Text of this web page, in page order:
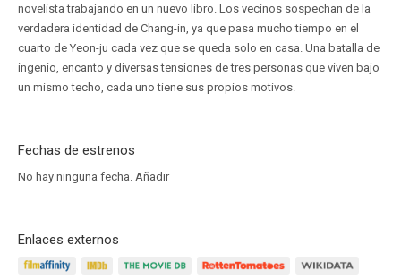
novelista trabajando en un nuevo libro. Los vecinos sospechan de la
verdadera identidad de Chang-in, ya que pasa mucho tiempo en el
cuarto de Yeon-ju cada vez que se queda solo en casa. Una batalla de
ingenio, encanto y diversas tensiones de tres personas que viven bajo
un mismo techo, cada uno tiene sus propios motivos.
Fechas de estrenos
No hay ninguna fecha. Añadir
Enlaces externos